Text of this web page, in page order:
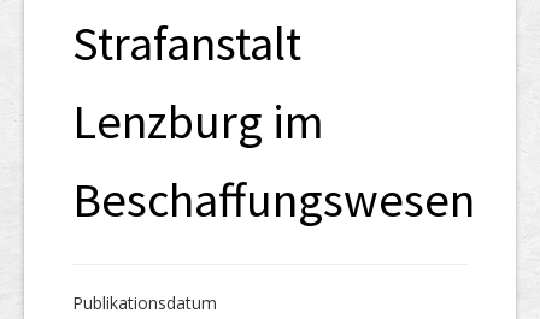
Strafanstalt
Lenzburg im
Beschaffungswesen
Publikations­datum